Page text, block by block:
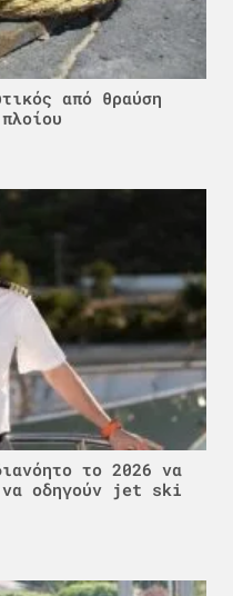
από θραύση
το 2026 να
να οδηγούν jet ski